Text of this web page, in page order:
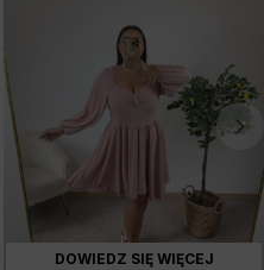
DOWIEDZ SIĘ WIĘCEJ